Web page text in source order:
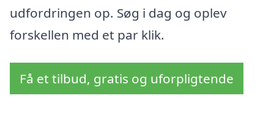
udfordringen op. Søg i dag og oplev
forskellen med et par klik.
Få et tilbud, gratis og uforpligtende